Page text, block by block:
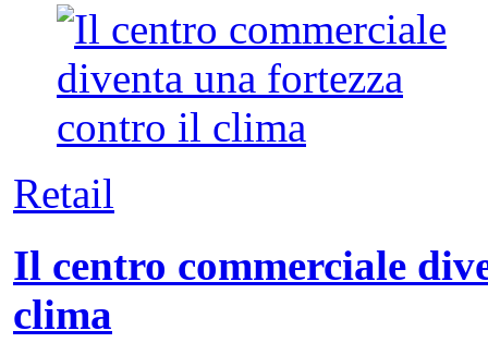
Retail
Il centro commerciale
clima